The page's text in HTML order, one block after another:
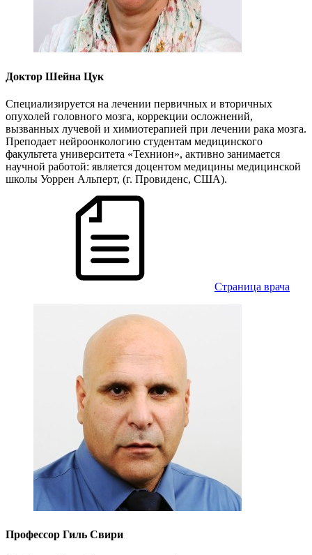
Доктор Шейна Цук
Специализируется на лечении первичных и вторичных
опухолей головного мозга, коррекции осложнений,
вызванных лучевой и химиотерапией при лечении рака мозга.
Преподает нейроонкологию студентам медицинского
факультета университета «Технион», активно занимается
научной работой: является доцентом медицины медицинской
школы Уоррен Альперт, (г. Провиденс, США).
Cтраница врача
Профессор Гиль Свири